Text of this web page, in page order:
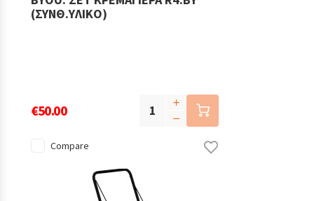
(ΣΥΝΘ.ΥΛΙΚΟ)
€50.00
Compare